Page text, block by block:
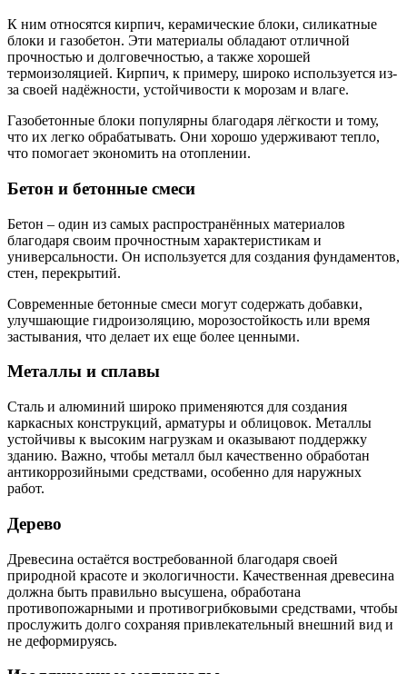
К ним относятся кирпич, керамические блоки, силикатные
блоки и газобетон. Эти материалы обладают отличной
прочностью и долговечностью, а также хорошей
термоизоляцией. Кирпич, к примеру, широко используется из-
за своей надёжности, устойчивости к морозам и влаге.
Газобетонные блоки популярны благодаря лёгкости и тому,
что их легко обрабатывать. Они хорошо удерживают тепло,
что помогает экономить на отоплении.
Бетон и бетонные смеси
Бетон – один из самых распространённых материалов
благодаря своим прочностным характеристикам и
универсальности. Он используется для создания фундаментов,
стен, перекрытий.
Современные бетонные смеси могут содержать добавки,
улучшающие гидроизоляцию, морозостойкость или время
застывания, что делает их еще более ценными.
Металлы и сплавы
Сталь и алюминий широко применяются для создания
каркасных конструкций, арматуры и облицовок. Металлы
устойчивы к высоким нагрузкам и оказывают поддержку
зданию. Важно, чтобы металл был качественно обработан
антикоррозийными средствами, особенно для наружных
работ.
Дерево
Древесина остаётся востребованной благодаря своей
природной красоте и экологичности. Качественная древесина
должна быть правильно высушена, обработана
противопожарными и противогрибковыми средствами, чтобы
прослужить долго сохраняя привлекательный внешний вид и
не деформируясь.